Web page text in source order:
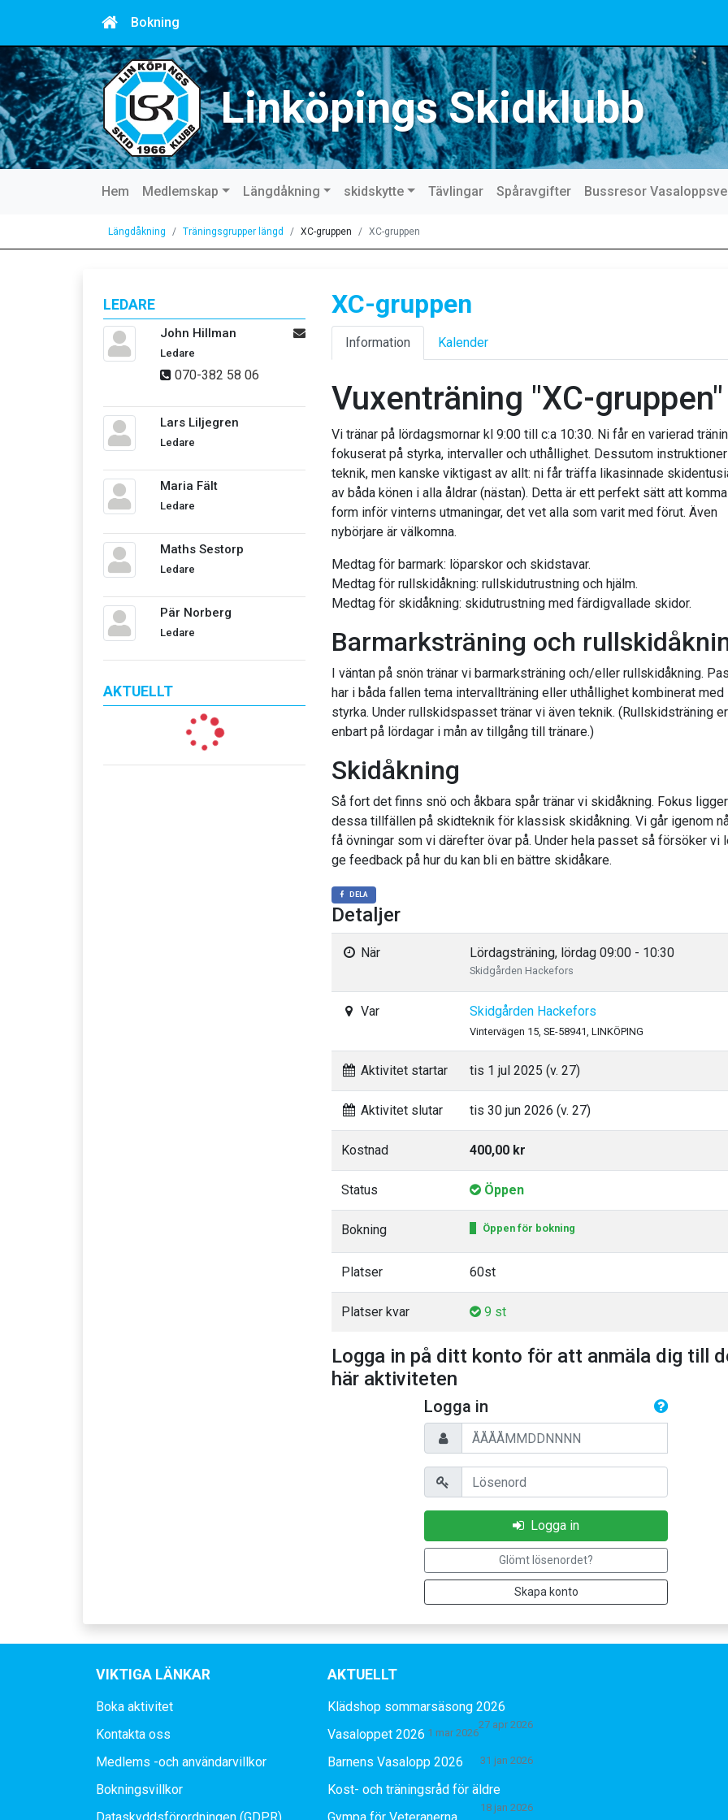
Bokning
Linköpings Skidklubb
Hem Medlemskap Längdåkning skidskytte Tävlingar Spåravgifter Bussresor
Längdåkning Träningsgrupper längd XC-gruppen XC-gruppen
LEDARE
John Hillman
Ledare
070-382 58 06
Lars Liljegren
Ledare
Maria Fält
Ledare
Maths Sestorp
Ledare
Pär Norberg
Ledare
AKTUELLT
XC-gruppen
Information Kalender
Vuxenträning "XC-gruppen"
Vi tränar på lördagsmornar kl 9:00 till c:a 10:30. Ni får en varierad
fokuserat på styrka, intervaller och uthållighet. Dessutom
teknik, men kanske viktigast av allt: ni får träffa likasinnade
av båda könen i alla åldrar (nästan). Detta är ett perfekt sätt att
form inför vinterns utmaningar, det vet alla som varit med förut. Även
nybörjare är välkomna.
Medtag för barmark: löparskor och skidstavar.
Medtag för rullskidåkning: rullskidutrustning och hjälm.
Medtag för skidåkning: skidutrustning med färdigvallade skidor.
Barmarksträning och
I väntan på snön tränar vi barmarksträning och/eller rullskidåkning.
har i båda fallen tema intervallträning eller uthållighet kombinerat med
styrka. Under rullskidspasset tränar vi även teknik. (Rullskidsträning
enbart på lördagar i mån av tillgång till tränare.)
Skidåkning
Så fort det finns snö och åkbara spår tränar vi skidåkning. Fokus
dessa tillfällen på skidteknik för klassisk skidåkning. Vi går igenom
få övningar som vi därefter övar på. Under hela passet så försöker vi
ge feedback på hur du kan bli en bättre skidåkare.
DELA
Detaljer
När Lördagsträning, lördag 09:00 - 10:30
Skidgården Hackefors
Var Skidgården Hackefors
Vintervägen 15, SE-58941, LINKÖPING
Aktivitet startar tis 1 jul 2025 (v. 27)
Aktivitet slutar tis 30 jun 2026 (v. 27)
Kostnad 400,00 kr
Status Öppen
Bokning Öppen för bokning
Platser 60st
Platser kvar 9 st
Logga in på ditt konto för att anmäla dig till
här aktiviteten
Logga in
Personnummer
Lösenord
Logga in
Glömt lösenordet?
Skapa konto
VIKTIGA LÄNKAR
Boka aktivitet
Kontakta oss
Medlems -och användarvillkor
Bokningsvillkor
AKTUELLT
Klädshop sommarsäsong 2026
27 apr 2026
Vasaloppet 2026 1 mar 2026
Barnens Vasalopp 2026 31 jan 2026
Kost- och träningsråd för äldre
18 jan 2026